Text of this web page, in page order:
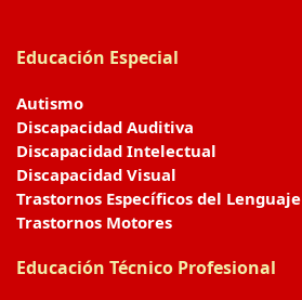
Educación Especial
Autismo
Discapacidad Auditiva
Discapacidad Intelectual
Discapacidad Visual
Trastornos Específicos del Lenguaje
Trastornos Motores
Educación Técnico Profesional